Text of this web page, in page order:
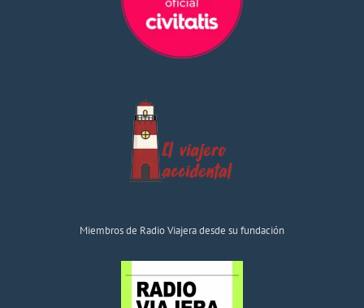
Miembros de Radio Viajera desde su fundación